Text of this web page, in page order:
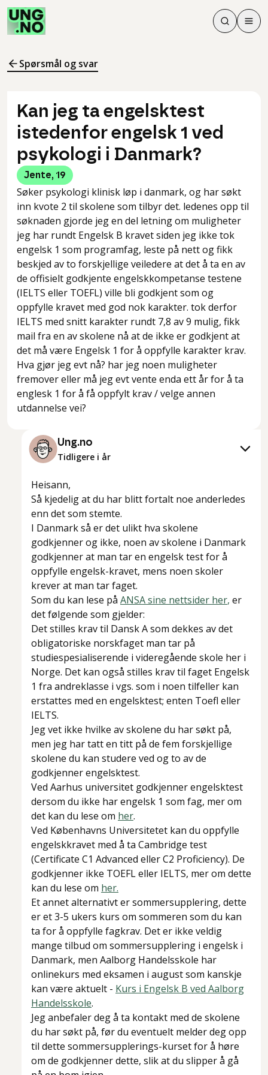
Søk
Søk
Meny
Spørsmål og svar
Kan jeg ta engelsktest
istedenfor engelsk 1 ved
psykologi i Danmark?
Jente, 19
Søker psykologi klinisk løp i danmark, og har søkt
inn kvote 2 til skolene som tilbyr det. ledenes opp til
søknaden gjorde jeg en del letning om muligheter
jeg har rundt Engelsk B kravet siden jeg ikke tok
engelsk 1 som programfag, leste på nett og fikk
beskjed av to forskjellige veiledere at det å ta en av
de offisielt godkjente engelskkompetanse testene
(IELTS eller TOEFL) ville bli godkjent som og
oppfylle kravet med god nok karakter. tok derfor
IELTS med snitt karakter rundt 7,8 av 9 mulig, fikk
mail fra en av skolene nå at de ikke er godkjent at
det må være Engelsk 1 for å oppfylle karakter krav.
Hva gjør jeg evt nå? har jeg noen muligheter
fremover eller må jeg evt vente enda ett år for å ta
englesk 1 for å få oppfylt krav / velge annen
utdannelse vei?
Ung.no
Tidligere i år
Heisann,
Så kjedelig at du har blitt fortalt noe anderledes
enn det som stemte.
I Danmark så er det ulikt hva skolene
godkjenner og ikke, noen av skolene i Danmark
godkjenner at man tar en engelsk test for å
oppfylle engelsk-kravet, mens noen skoler
krever at man tar faget.
Som du kan lese på ANSA sine nettsider her, er
det følgende som gjelder:
Det stilles krav til Dansk A som dekkes av det
obligatoriske norskfaget man tar på
studiespesialiserende i videregående skole her i
Norge. Det kan også stilles krav til faget Engelsk
1 fra andreklasse i vgs. som i noen tilfeller kan
erstattes med en engelsktest; enten Toefl eller
IELTS.
Jeg vet ikke hvilke av skolene du har søkt på,
men jeg har tatt en titt på de fem forskjellige
skolene du kan studere ved og to av de
godkjenner engelsktest.
Ved Aarhus universitet godkjenner engelsktest
dersom du ikke har engelsk 1 som fag, mer om
det kan du lese om her.
Ved Københavns Universitetet kan du oppfylle
engelskkravet med å ta Cambridge test
(Certificate C1 Advanced eller C2 Proficiency). De
godkjenner ikke TOEFL eller IELTS, mer om dette
kan du lese om her.
Et annet alternativt er sommersupplering, dette
er et 3-5 ukers kurs om sommeren som du kan
ta for å oppfylle fagkrav. Det er ikke veldig
mange tilbud om sommersupplering i engelsk i
Danmark, men Aalborg Handelsskole har
onlinekurs med eksamen i august som kanskje
kan være aktuelt - Kurs i Engelsk B ved Aalborg
Handelsskole.
Jeg anbefaler deg å ta kontakt med de skolene
du har søkt på, før du eventuelt melder deg opp
til dette sommersupplerings-kurset for å høre
om de godkjenner dette, slik at du slipper å gå